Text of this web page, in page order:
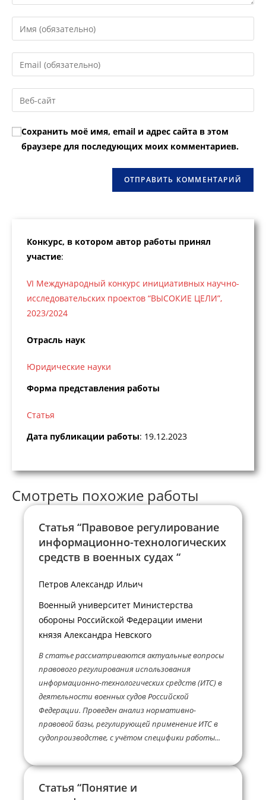
Введите
свое
имя
или
пользователя,
чтобы
прокомментировать
Введите
свой
email-
адрес,
прокомментировать
Введите
URL
вашего
веб-
сайта
Сохранить моё имя, email и адрес сайта в этом
браузере для последующих моих комментариев.
Конкурс, в котором автор работы принял
участие:
VI Международный конкурс инициативных научно-
исследовательских проектов “ВЫСОКИЕ ЦЕЛИ”,
2023/2024
Отрасль наук
Юридические науки
Форма представления работы
Статья
Дата публикации работы: 19.12.2023
Смотреть похожие работы
Статья “Правовое регулирование
информационно-технологических
средств в военных судах “
Петров Александр Ильич
Военный университет Министерства
обороны Российской Федерации имени
князя Александра Невского
В статье рассматриваются актуальные вопросы
правового регулирования использования
информационно-технологических средств (ИТС) в
деятельности военных судов Российской
Федерации. Проведен анализ нормативно-
правовой базы, регулирующей применение ИТС в
судопроизводстве, с учётом специфики работы...
Статья “Понятие и